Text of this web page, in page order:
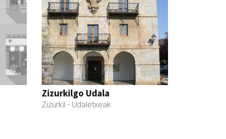
Zizurkilgo Udala
Zizurkil - Udaletxeak